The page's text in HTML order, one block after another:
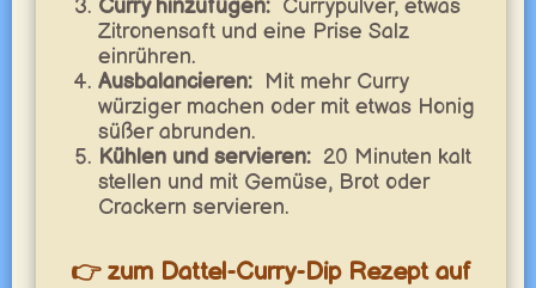
Curry hinzufügen: Currypulver, etwas
Zitronensaft und eine Prise Salz
einrühren.
Ausbalancieren: Mit mehr Curry
würziger machen oder mit etwas Honig
süßer abrunden.
Kühlen und servieren: 20 Minuten kalt
stellen und mit Gemüse, Brot oder
Crackern servieren.
👉 zum Dattel-Curry-Dip Rezept auf